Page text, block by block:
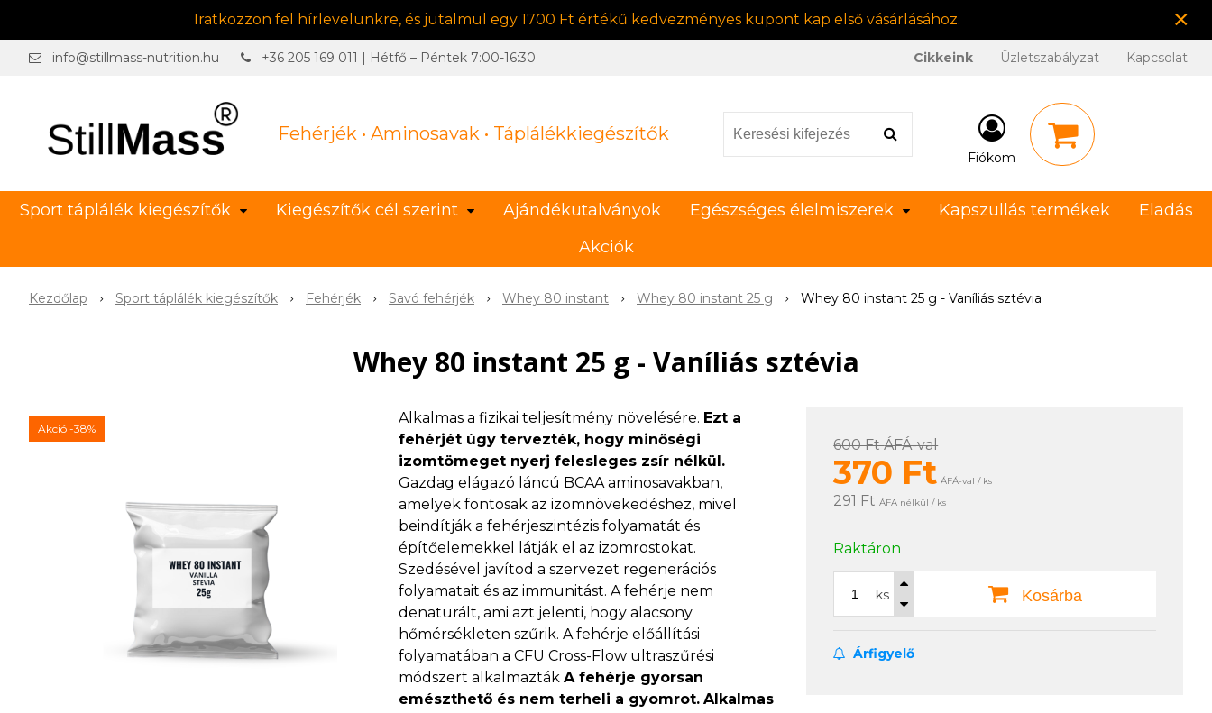
Iratkozzon fel hírlevelünkre, és jutalmul egy 1700 Ft értékű kedvezményes kupont kap első vásárlásához. ×
Fehérjék • Aminosavak • Táplálékkiegészítők
info@stillmass-nutrition.hu +36 205 169 011 | Hétfő – Péntek 7:00-16:30 Cikkeink Üzletszabályzat Kapcsolat
Fiókom
Sport táplálék kiegészítők Kiegészítők cél szerint Ajándékutalványok Egészséges élelmiszerek Kapszullás termékek
Eladás
Akciók
Kezdőlap Sport táplálék kiegészítők Fehérjék Savó fehérjék Whey 80 instant Whey 80 instant 25 g Whey 80 instant 25 g - Vaníliás sztévia
Whey 80 instant 25 g - Vaníliás sztévia
Akció -38%
600 FtÁFÁ-val
370 Ft ÁFÁ-val / ks
291 Ft ÁFA nélkül / ks
Raktáron
ks Kosárba
Árfigyelő
Alkalmas a fizikai teljesítmény növelésére. Ezt a
fehérjét úgy tervezték, hogy minőségi
izomtömeget nyerj felesleges zsír nélkül.
Gazdag elágazó láncú BCAA aminosavakban,
amelyek fontosak az izomnövekedéshez, mivel
beindítják a fehérjeszintézis folyamatát és
építőelemekkel látják el az izomrostokat.
Szedésével javítod a szervezet regenerációs
folyamatait és az immunitást. A fehérje nem
denaturált, ami azt jelenti, hogy alacsony
hőmérsékleten szűrik. A fehérje előállítási
folyamatában a CFU Cross-Flow ultraszűrési
módszert alkalmazták A fehérje gyorsan
emészthető és nem terheli a gyomrot. Alkalmas